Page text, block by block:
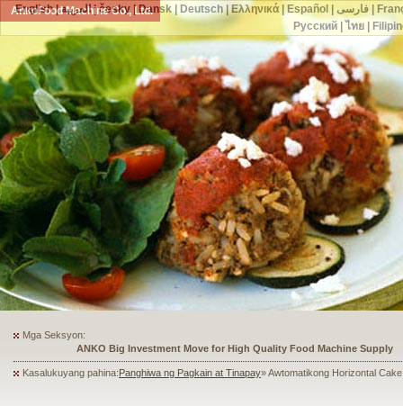
AnkoFood Machine Co., Ltd.
Mga Seksyon:
ANKO's Food Processing Equipment Assists a Shoe Seller to Start
Kasalukuyang pahina:Panghiwa ng Pagkain at Tinapay» Awtomatikong Horizontal
English|العربية|česky| Dansk| Deutsch|Ελληνικά|Español فارسی|
Русский| ไทย|